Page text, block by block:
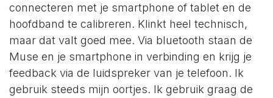
connecteren met je smartphone of tablet en de
hoofdband te calibreren. Klinkt heel technisch,
maar dat valt goed mee. Via bluetooth staan de
Muse en je smartphone in verbinding en krijg je
feedback via de luidspreker van je telefoon. Ik
gebruik steeds mijn oortjes. Ik gebruik graag de